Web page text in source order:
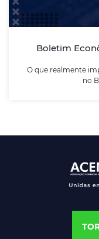
Boletim
O que realmente
no